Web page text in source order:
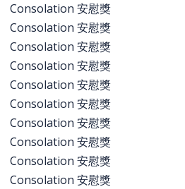
Consolation 安慰獎
Consolation 安慰獎
Consolation 安慰獎
Consolation 安慰獎
Consolation 安慰獎
Consolation 安慰獎
Consolation 安慰獎
Consolation 安慰獎
Consolation 安慰獎
Consolation 安慰獎